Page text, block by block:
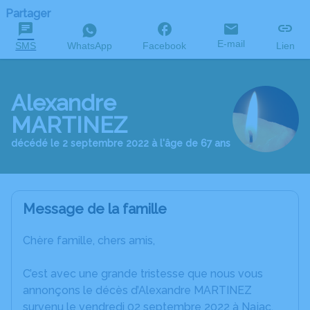
Partager
SMS WhatsApp Facebook E-mail Lien
Alexandre
MARTINEZ
décédé le 2 septembre 2022 à l'âge de 67 ans
Message de la famille
Chère famille, chers amis,
C’est avec une grande tristesse que nous vous
annonçons le décès d’Alexandre MARTINEZ
survenu le vendredi 02 septembre 2022 à Najac.